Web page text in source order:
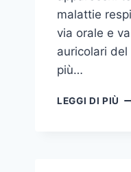
malattie
via orale e
auricolari
più…
LEGGI DI PIÙ